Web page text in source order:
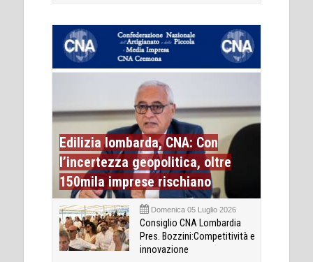
Edilizia lombarda, CNA: Con
l’incertezza geopolitica, oltre
150mila imprese rischiano
Domenica 05 Luglio 2026
Consiglio CNA Lombardia
Pres. Bozzini:Competitività e
innovazione